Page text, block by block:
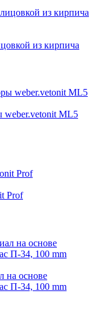
из кирпича
weber.vetonit ML5
Prof
на основе
П-34, 100 mm